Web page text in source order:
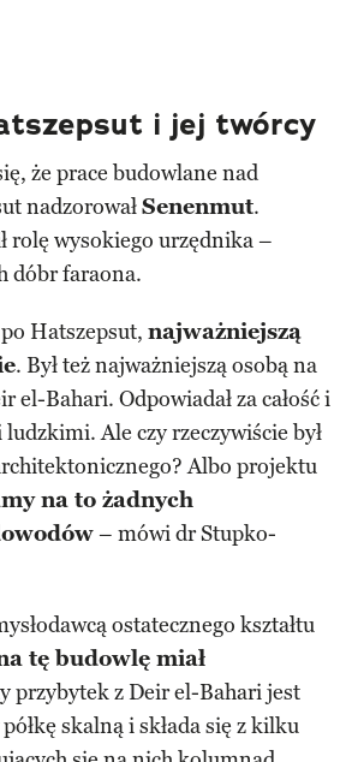
i jej twórcy
że prace budowlane nad
nadzorowałSenenmut.
rolę wysokiego urzędnika –
dóbr faraona.
Hatszepsut, najważniejszą
. Był też najważniejszą osobą na
el-Bahari. Odpowiadał za całość i
ludzkimi. Ale czy rzeczywiście był
Albo projektu
na to żadnych
– mówi dr Stupko-
ostatecznego kształtu
tę budowlę miał
przybytek z Deir el-Bahari jest
skalną i składa się z kilku